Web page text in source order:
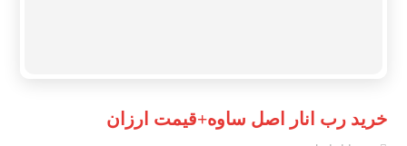
خرید رب انار اصل ساوه+قیمت ارزان